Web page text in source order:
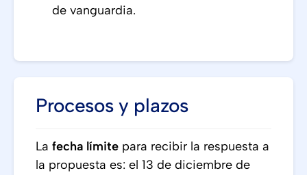
de vanguardia.
Procesos y plazos
La fecha límite para recibir la respuesta a
la propuesta es: el 13 de diciembre de